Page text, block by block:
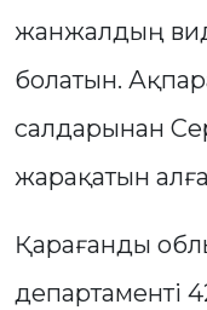
жанжалдың
болатын.
салдарынан
жарақатын
Қарағанды
департаменті